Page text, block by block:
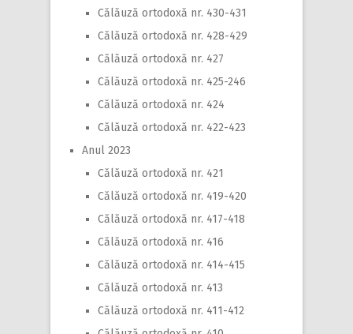
Călăuză ortodoxă nr. 430-431
Călăuză ortodoxă nr. 428-429
Călăuză ortodoxă nr. 427
Călăuză ortodoxă nr. 425-246
Călăuză ortodoxă nr. 424
Călăuză ortodoxă nr. 422-423
Anul 2023
Călăuză ortodoxă nr. 421
Călăuză ortodoxă nr. 419-420
Călăuză ortodoxă nr. 417-418
Călăuză ortodoxă nr. 416
Călăuză ortodoxă nr. 414-415
Călăuză ortodoxă nr. 413
Călăuză ortodoxă nr. 411-412